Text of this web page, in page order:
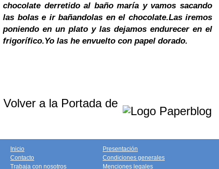
chocolate derretido al baño maría y vamos sacando
las bolas e ir bañandolas en el chocolate.Las iremos
poniendo en un plato y las dejamos endurecer en el
frigorífico.Yo las he envuelto con papel dorado.
Volver a la Portada de
Inicio
Contacto
Trabaja con nosotros
Presentación
Condiciones generales
Menciones legales